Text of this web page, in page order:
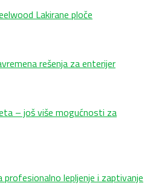
Lakirane ploče
rešenja za enterijer
– još više mogućnosti za
profesionalno lepljenje i zaptivanje